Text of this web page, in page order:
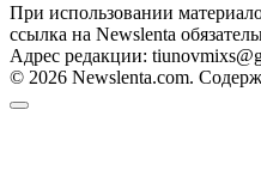
При использовании
ссылка на Newslenta
Адрес редакции:
© 2026 Newslenta.com.